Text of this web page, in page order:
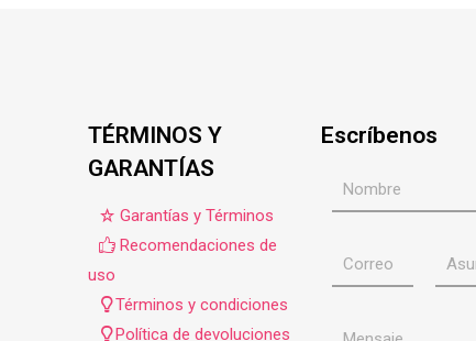
TÉRMINOS Y
GARANTÍAS
Garantías y Términos
Recomendaciones de
uso
Términos y condiciones
Política de devoluciones
Escríbenos